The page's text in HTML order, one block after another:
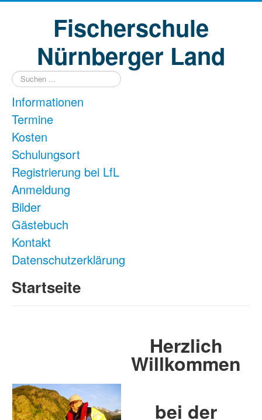
Fischerschule
Nürnberger Land
Suchen
...
Informationen
Termine
Kosten
Schulungsort
Registrierung bei LfL
Anmeldung
Bilder
Gästebuch
Kontakt
Datenschutzerklärung
Startseite
Herzlich
Willkommen
bei der